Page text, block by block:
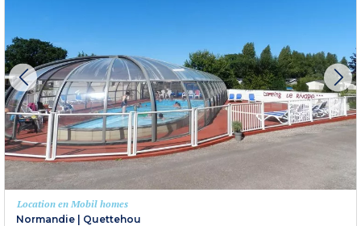
Location en Mobil homes
Normandie
Quettehou